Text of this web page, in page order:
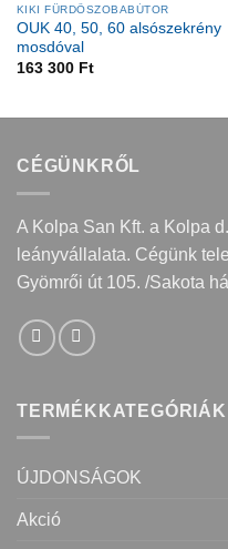
KIKI FÜRDŐSZOBABÚTOR
OUK 40, 50, 60 alsószekrény
mosdóval
163 300 Ft
CÉGÜNKRŐL
A Kolpa San Kft. a Kolpa
leányvállalata. Cégünk
Gyömrői út 105. /Sakota
TERMÉKKATEGÓRIÁK
ÚJDONSÁGOK
Akció